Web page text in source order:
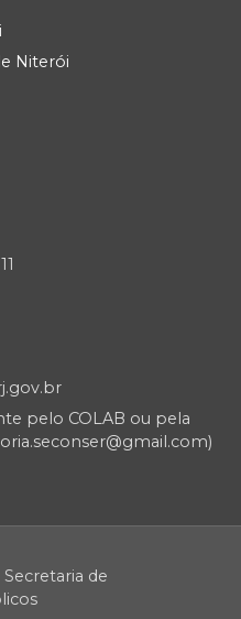
Niterói
pelo COLAB ou pela
Secretaria de